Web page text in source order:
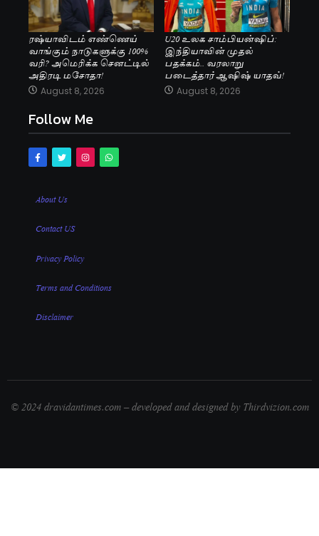
ரஷ்யாவிடம் எண்ணெய்
வாங்கும் நாடுகளுக்கு 100%
வரி? அமெரிக்க செனட்டில்
அதிரடி மசோதா!
August 8, 2026
U20 உலக சாம்பியன்ஷிப்:
இந்தியாவின் முதல்
பதக்கம்.. வரலாறு
படைத்தார் ஆஷிஷ் யாதவ்!
August 8, 2026
Follow Me
About Us
Contact US
Privacy Policy
Terms and Conditions
Disclaimer
© 2024 dravidantimes.com – developed and designed by Thirdvizion.com